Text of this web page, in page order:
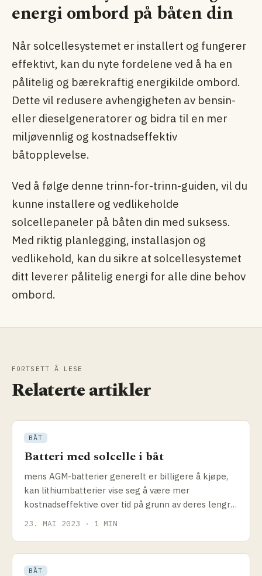
energi ombord på båten din
Når solcellesystemet er installert og fungerer
effektivt, kan du nyte fordelene ved å ha en
pålitelig og bærekraftig energikilde ombord.
Dette vil redusere avhengigheten av bensin-
eller dieselgeneratorer og bidra til en mer
miljøvennlig og kostnadseffektiv
båtopplevelse.
Ved å følge denne trinn-for-trinn-guiden, vil du
kunne installere og vedlikeholde
solcellepaneler på båten din med suksess.
Med riktig planlegging, installasjon og
vedlikehold, kan du sikre at solcellesystemet
ditt leverer pålitelig energi for alle dine behov
ombord.
FORTSETT Å LESE
Relaterte artikler
BÅT
Batteri med solcelle i båt
mens AGM-batterier generelt er billigere å kjøpe,
kan lithiumbatterier vise seg å være mer
kostnadseffektive over tid på grunn av deres lengre
23. MAI 2023 · 1 MIN
BÅT